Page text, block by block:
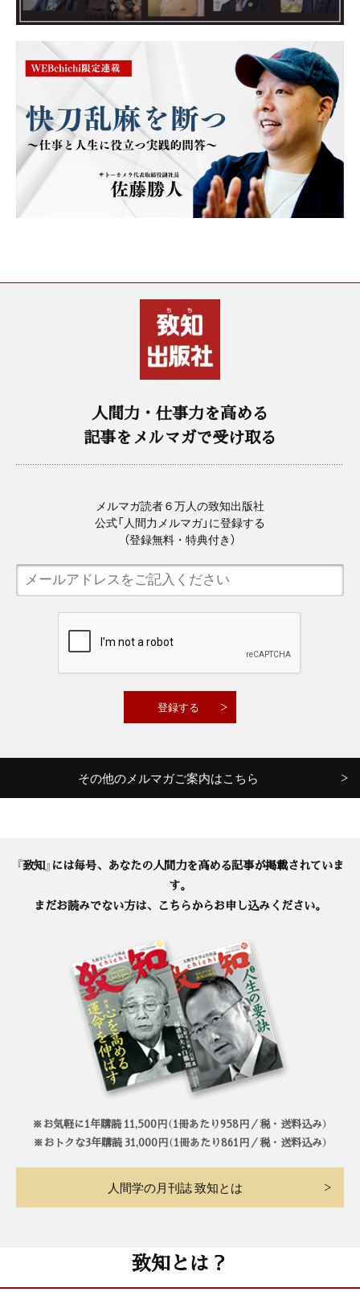
人間力・仕事力を高める
記事をメルマガで受け取る
メルマガ読者６万人の致知出版社
公式「人間力メルマガ」に登録する
（登録無料・特典付き）
その他のメルマガご案内はこちら
『致知』には毎号、あなたの人間力を高める記事が掲載されていま
す。
まだお読みでない方は、こちらからお申し込みください。
※お気軽に1年購読 11,500円（1冊あたり958円／税・送料込み）
※おトクな3年購読 31,000円（1冊あたり861円／税・送料込み）
人間学の月刊誌 致知とは
致知とは？